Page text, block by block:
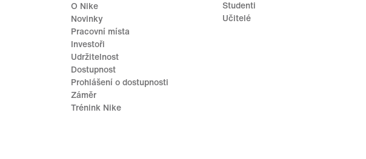
O Nike
Novinky
Pracovní místa
Investoři
Udržitelnost
Dostupnost
Prohlášení o dostupnosti
Záměr
Trénink Nike
Studenti
Učitelé